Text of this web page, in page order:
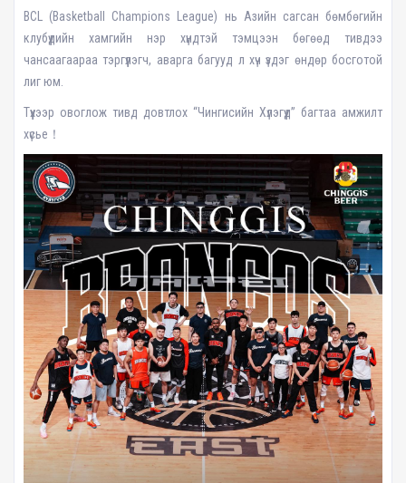
BCL (Basketball Champions League) нь Азийн сагсан бөмбөгийн
клубүүдийн хамгийн нэр хүндтэй тэмцээн бөгөөд тивдээ
чансаагаараа тэргүүлэгч, аварга багууд л хүч үздэг өндөр босготой
лиг юм.
Түүхээр овоглож тивд довтлох “Чингисийн Хүлэгүүд” багтаа амжилт
хүсье！